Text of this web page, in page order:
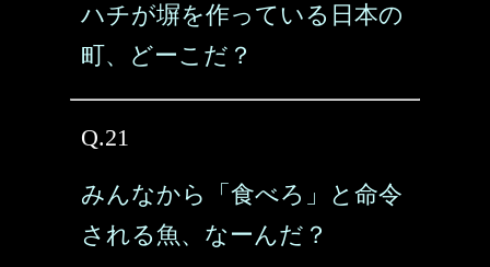
ハチが塀を作っている日本の
町、どーこだ？
Q.21
みんなから「食べろ」と命令
される魚、なーんだ？